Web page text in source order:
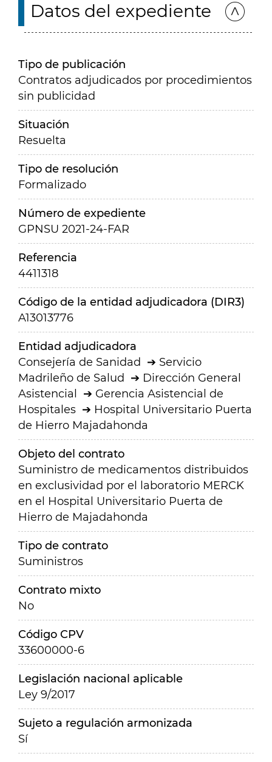
Datos del expediente
Tipo de publicación
Contratos adjudicados por procedimientos
sin publicidad
Situación
Resuelta
Tipo de resolución
Formalizado
Número de expediente
GPNSU 2021-24-FAR
Referencia
4411318
Código de la entidad adjudicadora (DIR3)
A13013776
Entidad adjudicadora
Consejería de Sanidad
Servicio
Madrileño de Salud
Dirección General
Asistencial
Gerencia Asistencial de
Hospitales
Hospital Universitario Puerta
de Hierro Majadahonda
Objeto del contrato
Suministro de medicamentos distribuidos
en exclusividad por el laboratorio MERCK
en el Hospital Universitario Puerta de
Hierro de Majadahonda
Tipo de contrato
Suministros
Contrato mixto
No
Código CPV
33600000-6
Legislación nacional aplicable
Ley 9/2017
Sujeto a regulación armonizada
Sí